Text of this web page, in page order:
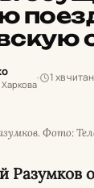
Харкова
1 хв
Фото:
Разумков